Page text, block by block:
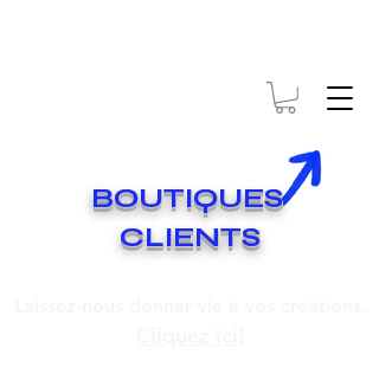
BOUTIQUES
CLIENTS